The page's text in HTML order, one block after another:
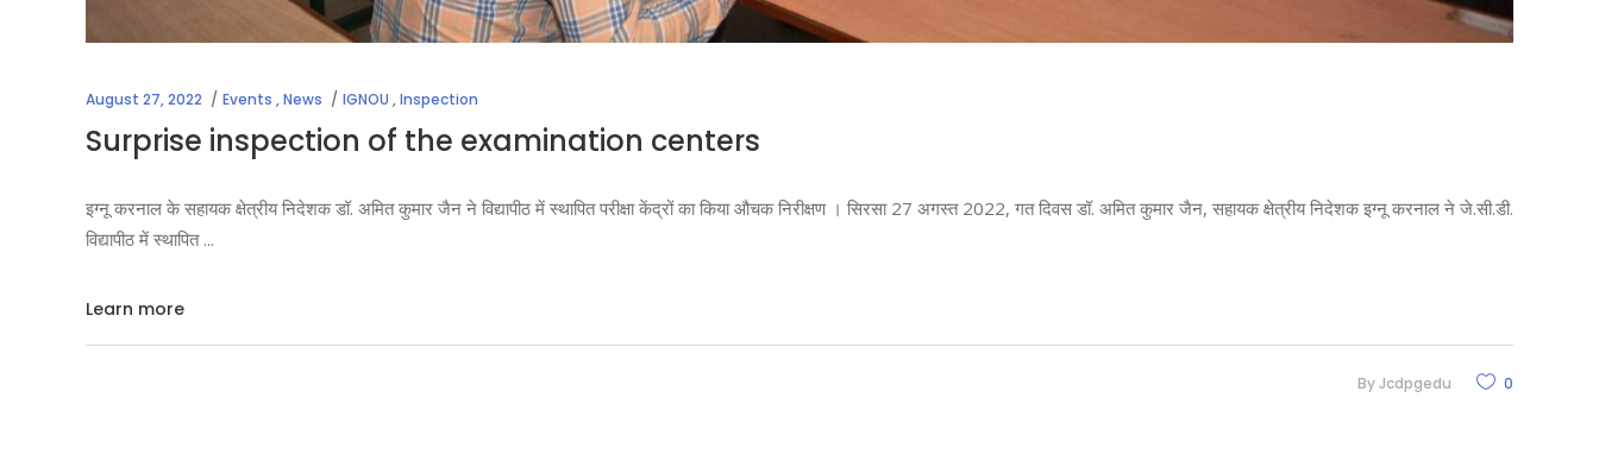
August 27, 2022 Events ,News IGNOU ,Inspection
Surprise inspection of the examination centers
इग्नू करनाल के सहायक क्षेत्रीय निदेशक डॉ. अमित कुमार जैन ने विद्यापीठ में स्थापित परीक्षा केंद्रों का किया औचक निरीक्षण । सिरसा 27 अगस्त 2022, गत दिवस डॉ. अमित कुमार जैन, सहायक क्षेत्रीय निदेशक इग्नू करनाल ने जे.सी.डी.
विद्यापीठ में स्थापित
Learn more
ByJcdpgedu 0